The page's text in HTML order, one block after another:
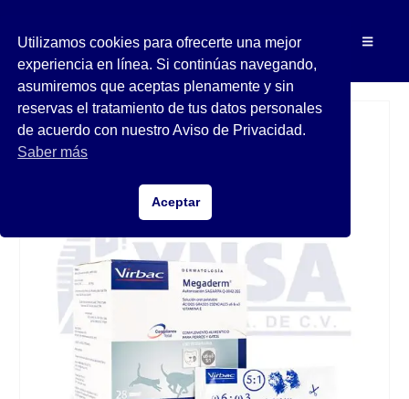
Utilizamos cookies para ofrecerte una mejor
experiencia en línea. Si continúas navegando,
asumiremos que aceptas plenamente y sin
reservas el tratamiento de tus datos personales
de acuerdo con nuestro Aviso de Privacidad.
Saber más
Aceptar